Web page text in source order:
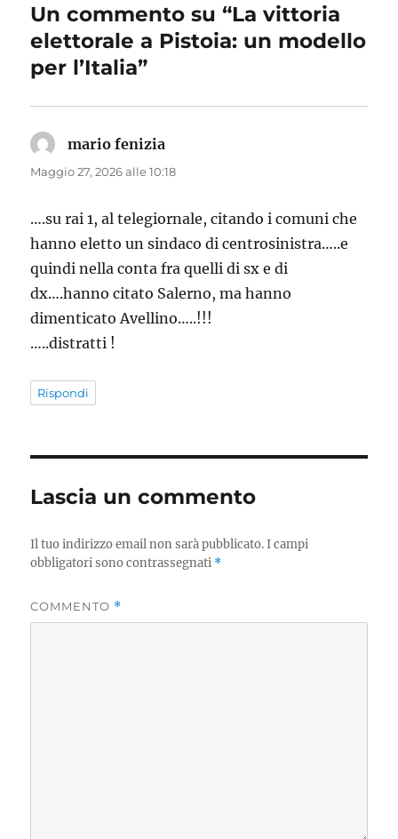
Un commento su “La vittoria
elettorale a Pistoia: un modello
per l’Italia”
mario fenizia
detto:
Maggio 27, 2026 alle 10:18
….su rai 1, al telegiornale, citando i comuni che
hanno eletto un sindaco di centrosinistra…..e
quindi nella conta fra quelli di sx e di
dx….hanno citato Salerno, ma hanno
dimenticato Avellino…..!!!
…..distratti !
Rispondi
Lascia un commento
Il tuo indirizzo email non sarà pubblicato. I campi
obbligatori sono contrassegnati *
COMMENTO *